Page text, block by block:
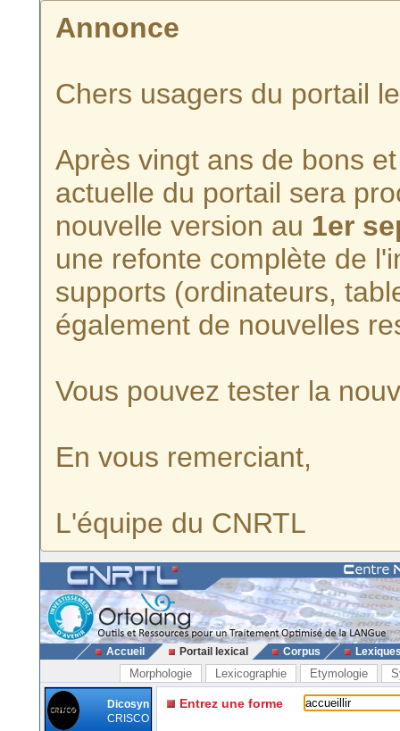
Annonce
Chers usagers du portail
Après vingt ans de bons
actuelle du portail sera
nouvelle version au 1er
une refonte complète de
supports (ordinateurs,
également de nouvelles
Vous pouvez tester la
En vous remerciant,
L'équipe du CNRTL
Accueil Portail lexical Corpus
Morphologie Lexicographie Etymologie
Dicosyn
CRISCO
Entrez une forme